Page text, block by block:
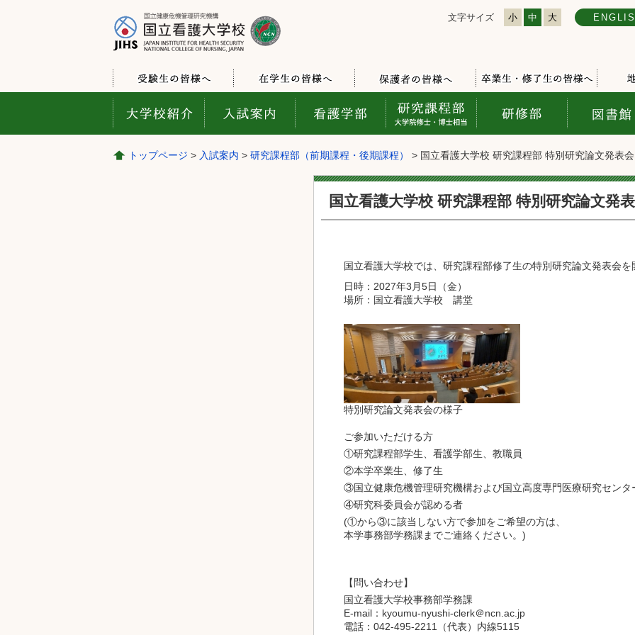
文字サイズ 小 中 大
トップページ > 入試案内 >研究課程部（前期課程・後期課程） > 国立看護大学校 研究課程部 特別研究論文発表会
国立看護大学校 研究課程部 特別研究論文発
国立看護大学校では、研究課程部修了生の特別研究論文発表会
日時：2027年3月5日（金）
場所：国立看護大学校 講堂
特別研究論文発表会の様子
ご参加いただける方
①研究課程部学生、看護学部生、教職員
②本学卒業生、修了生
③国立健康危機管理研究機構および国立高度専門医療研究センタ
④研究科委員会が認める者
(①から③に該当しない方で参加をご希望の方は、
本学事務部学務課までご連絡ください。)
【問い合わせ】
国立看護大学校事務部学務課
E-mail：kyoumu-nyushi-clerk＠ncn.ac.jp
電話：042-495-2211（代表）内線5115